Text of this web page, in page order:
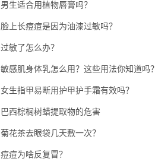
男生适合用植物唇膏吗？
脸上长痘痘是因为油漆过敏吗？
过敏了怎么办？
敏感肌身体乳怎么用？这些用法你知道吗？
女生指甲易断用护甲护手霜有效吗？
巴西棕榈树蜡提取物的危害
菊花茶去眼袋几天敷一次？
痘痘为啥反复冒？